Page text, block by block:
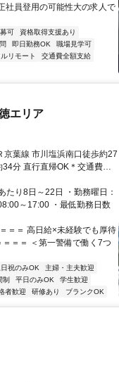
社員登用の可能性大の求人で
可
資格取得支援あり
即日勤務OK
職場見学可
ルリモート
交通費全額支給
エリア
京葉線 市川塩浜南口徒歩約27
分 直行直帰OK＊交通費全
たり8日～22日 ・勤務曜日：
～17:00 ・最低勤務日数
＝＝ 高日給×未経験でも厚待
＝＝ ＜第一警備で働く7つ
日祝のみOK
主婦・主夫歓迎
制 平日のみOK
学生歓迎
者歓迎 研修あり ブランクOK